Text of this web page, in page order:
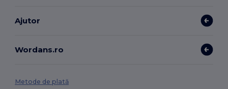
Ajutor
Wordans.ro
Metode de plată